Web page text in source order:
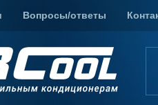
Вопросы/ответы